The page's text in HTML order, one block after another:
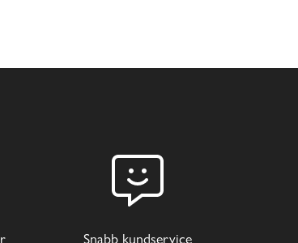
Snabb kundservice